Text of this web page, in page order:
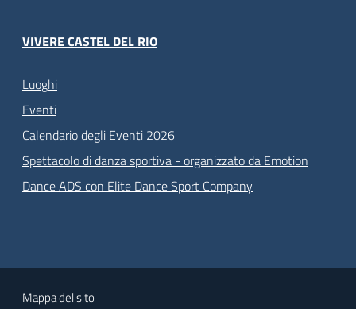
VIVERE CASTEL DEL RIO
Luoghi
Eventi
Calendario degli Eventi 2026
Spettacolo di danza sportiva - organizzato da Emotion
Dance ADS con Elite Dance Sport Company
Mappa del sito